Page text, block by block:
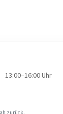
13:00–16:00 Uhr
zurück.